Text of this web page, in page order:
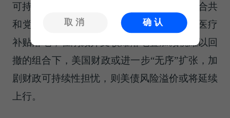
可持续性担忧加剧。本次民主党已通过不配合共
和党CR的方式来阻挠“大而美”法案中削减医疗
补贴落地，在削减开支较难落地叠加减税难以回
撤的组合下，美国财政或进一步“无序”扩张，加
剧财政可持续性担忧，则美债风险溢价或将延续
上行。
取消 确认